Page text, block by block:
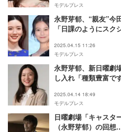
モデルプレス
永野芽郁、“親友”今
「日課のようにスク
2025.04.15 11:26
モデルプレス
永野芽郁、新日曜劇
し入れ「種類豊富で
2025.04.14 18:49
モデルプレス
日曜劇場「キャスタ
（永野芽郁）の回